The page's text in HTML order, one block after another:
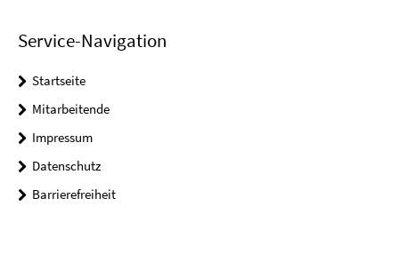
Service-Navigation
Startseite
Mitarbeitende
Impressum
Datenschutz
Barrierefreiheit